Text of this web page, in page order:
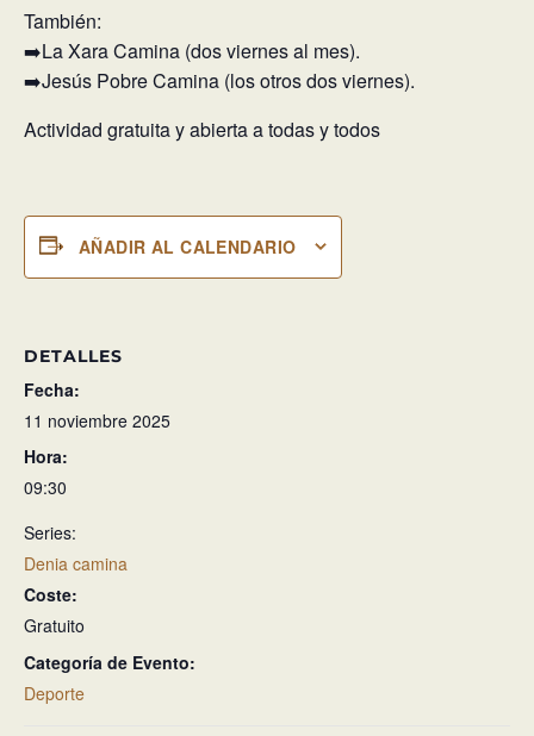
También:
➡️La Xara Camina (dos viernes al mes).
➡️Jesús Pobre Camina (los otros dos viernes).
Actividad gratuita y abierta a todas y todos
AÑADIR AL CALENDARIO
DETALLES
Fecha:
11 noviembre 2025
Hora:
09:30
Series:
Denia camina
Coste:
Gratuito
Categoría de Evento:
Deporte